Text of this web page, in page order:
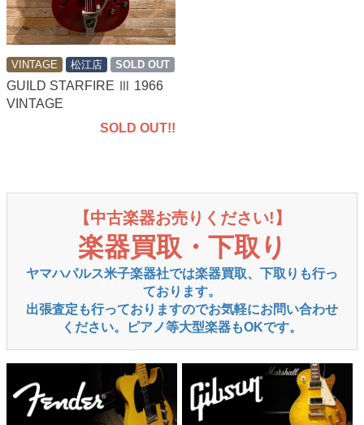
VINTAGE 松江店 SOLD OUT
GUILD STARFIRE Ⅲ 1966
VINTAGE
SOLD OUT!!
【中古楽器お売りください!】
楽器買取・下取り
ヤマハパルス米子楽器社では楽器買取、下取りも行っ
ております。
出張査定も行っておりますのでお気軽にお問い合わせ
ください。ピアノ等大型楽器もOKです。